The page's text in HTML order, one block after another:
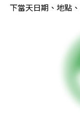
下當天日期、地點